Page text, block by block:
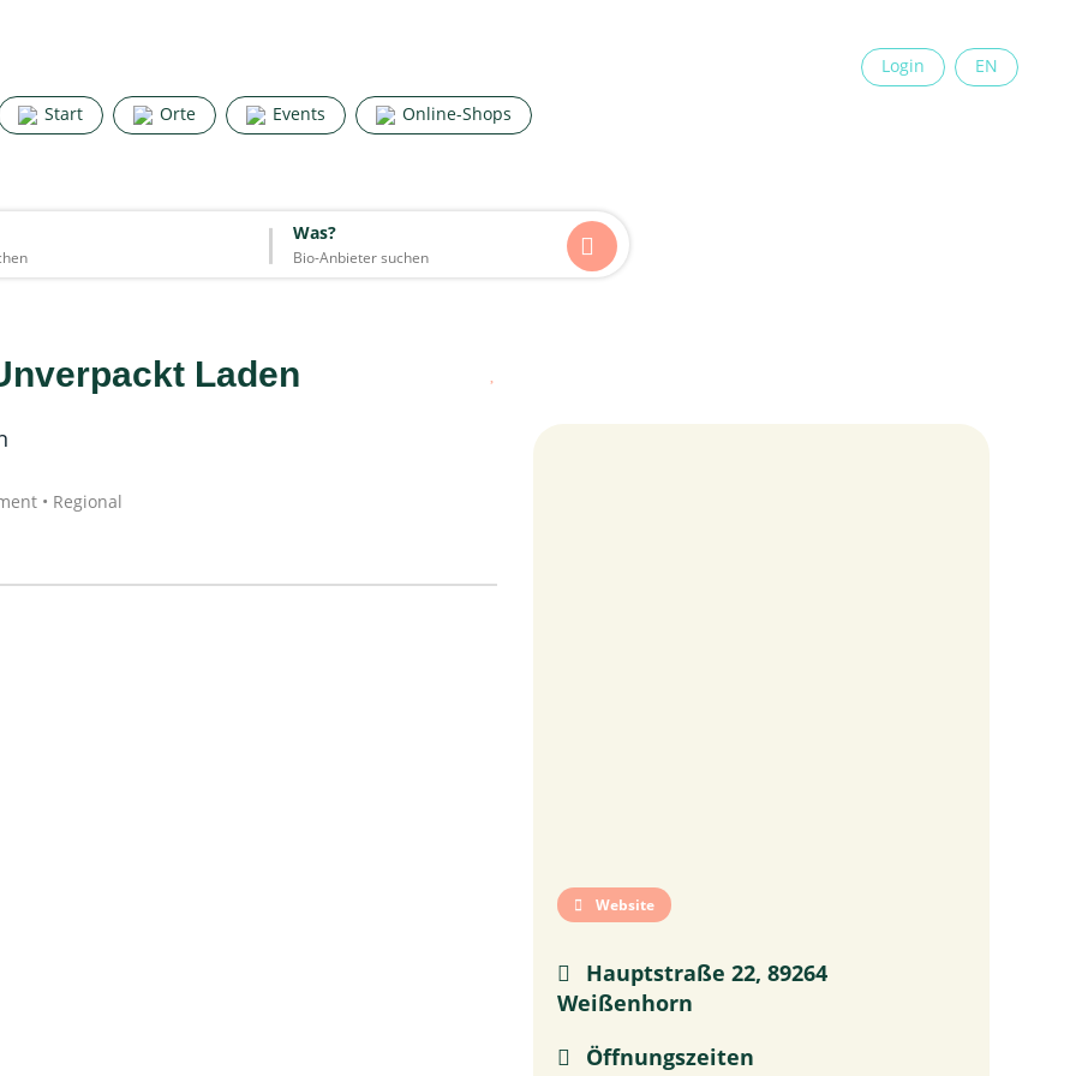
Start Orte Events Online-Shops
Login EN
Was?
×
Start Orte Events Online-Shops
Was?
Laden
• Regional
Website
Hauptstraße 22, 89264
Weißenhorn
Öffnungszeiten